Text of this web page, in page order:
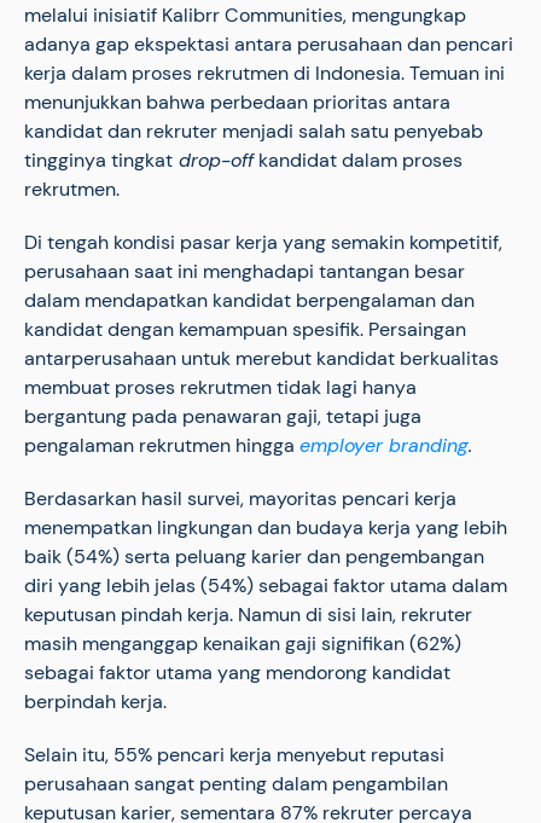
melalui inisiatif Kalibrr Communities, mengungkap
adanya gap ekspektasi antara perusahaan dan pencari
kerja dalam proses rekrutmen di Indonesia. Temuan ini
menunjukkan bahwa perbedaan prioritas antara
kandidat dan rekruter menjadi salah satu penyebab
tingginya tingkat drop-offkandidat dalam proses
rekrutmen.
Di tengah kondisi pasar kerja yang semakin kompetitif,
perusahaan saat ini menghadapi tantangan besar
dalam mendapatkan kandidat berpengalaman dan
kandidat dengan kemampuan spesifik. Persaingan
antarperusahaan untuk merebut kandidat berkualitas
membuat proses rekrutmen tidak lagi hanya
bergantung pada penawaran gaji, tetapi juga
pengalaman rekrutmen hingga employer branding.
Berdasarkan hasil survei, mayoritas pencari kerja
menempatkan lingkungan dan budaya kerja yang lebih
baik (54%) serta peluang karier dan pengembangan
diri yang lebih jelas (54%) sebagai faktor utama dalam
keputusan pindah kerja. Namun di sisi lain, rekruter
masih menganggap kenaikan gaji signifikan (62%)
sebagai faktor utama yang mendorong kandidat
berpindah kerja.
Selain itu, 55% pencari kerja menyebut reputasi
perusahaan sangat penting dalam pengambilan
keputusan karier, sementara 87% rekruter percaya